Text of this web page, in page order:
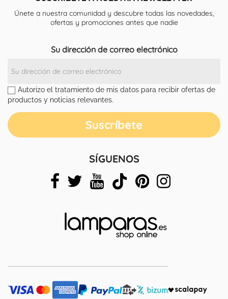
Únete a nuestra comunidad y descubre todas las novedades,
ofertas y promociones antes que nadie
Su dirección de correo electrónico
Autorizo el tratamiento de mis datos para recibir ofertas de
productos y noticias relevantes.
SÍGUENOS